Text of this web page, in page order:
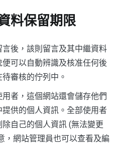
料保留期限
後，該則留言及其中繼資料
可以自動辨識及核准任何後
審核的佇列中。
者，這個網站還會儲存他們
供的個人資訊。全部使用者
自己的個人資訊 (無法變更
，網站管理員也可以查看及編